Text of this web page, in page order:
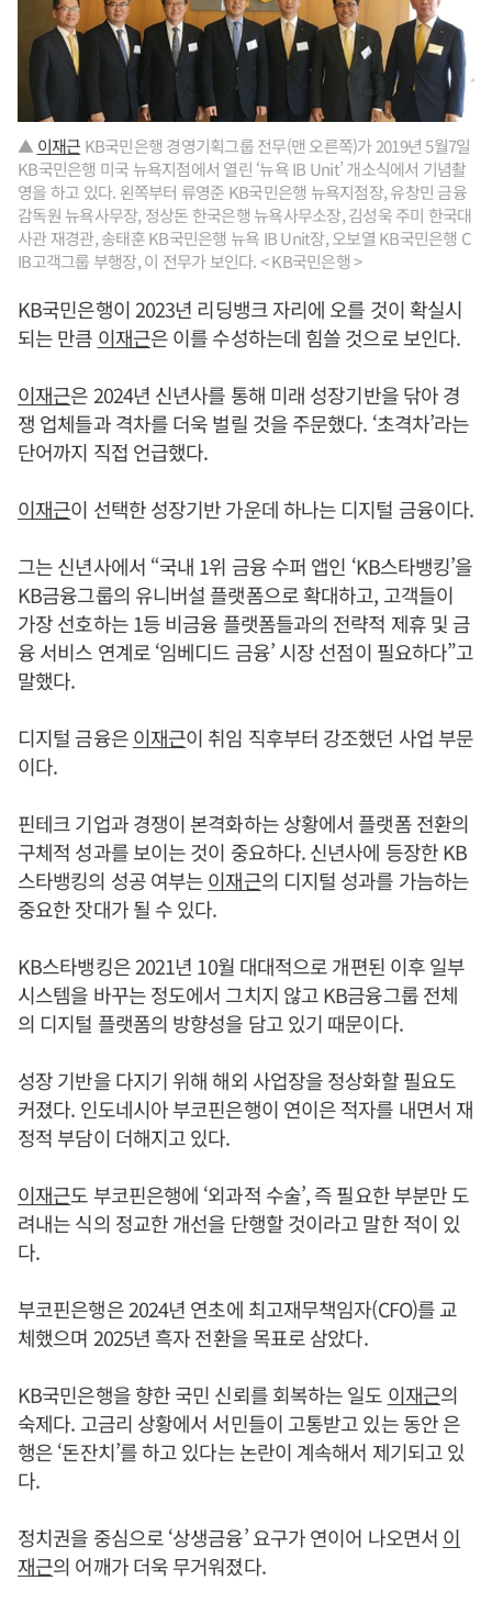
▲ 이재근 KB국민은행 경영기획그룹 전무(맨 오른쪽)가 2019년 5월7일
KB국민은행 미국 뉴욕지점에서 열린 ‘뉴욕 IB Unit’ 개소식에서 기념촬
영을 하고 있다. 왼쪽부터 류영준 KB국민은행 뉴욕지점장, 유창민 금융
감독원 뉴욕사무장, 정상돈 한국은행 뉴욕사무소장, 김성욱 주미 한국대
사관 재경관, 송태훈 KB국민은행 뉴욕 IB Unit장, 오보열 KB국민은행 C
IB고객그룹 부행장, 이 전무가 보인다. < KB국민은행 >
KB국민은행이 2023년 리딩뱅크 자리에 오를 것이 확실시
되는 만큼 이재근은 이를 수성하는데 힘쓸 것으로 보인다.
이재근은 2024년 신년사를 통해 미래 성장기반을 닦아 경
쟁 업체들과 격차를 더욱 벌릴 것을 주문했다. ‘초격차’라는
단어까지 직접 언급했다.
이재근이 선택한 성장기반 가운데 하나는 디지털 금융이다.
그는 신년사에서 “국내 1위 금융 수퍼 앱인 ‘KB스타뱅킹’을
KB금융그룹의 유니버설 플랫폼으로 확대하고, 고객들이
가장 선호하는 1등 비금융 플랫폼들과의 전략적 제휴 및 금
융 서비스 연계로 ‘임베디드 금융’ 시장 선점이 필요하다”고
말했다.
디지털 금융은이재근이 취임 직후부터 강조했던 사업 부문
이다.
핀테크 기업과 경쟁이 본격화하는 상황에서 플랫폼 전환의
구체적 성과를 보이는 것이 중요하다. 신년사에 등장한 KB
스타뱅킹의 성공 여부는이재근의 디지털 성과를 가늠하는
중요한 잣대가 될 수 있다.
KB스타뱅킹은 2021년 10월 대대적으로 개편된 이후 일부
시스템을 바꾸는 정도에서 그치지 않고 KB금융그룹 전체
의 디지털 플랫폼의 방향성을 담고 있기 때문이다.
성장 기반을 다지기 위해 해외 사업장을 정상화할 필요도
커졌다. 인도네시아 부코핀은행이 연이은 적자를 내면서 재
정적 부담이 더해지고 있다.
이재근도 부코핀은행에 ‘외과적 수술’, 즉 필요한 부분만 도
려내는 식의 정교한 개선을 단행할 것이라고 말한 적이 있
다.
부코핀은행은 2024년 연초에 최고재무책임자(CFO)를 교
체했으며 2025년 흑자 전환을 목표로 삼았다.
KB국민은행을 향한 국민 신뢰를 회복하는 일도 이재근의
숙제다. 고금리 상황에서 서민들이 고통받고 있는 동안 은
행은 ‘돈잔치’를 하고 있다는 논란이 계속해서 제기되고 있
다.
정치권을 중심으로 ‘상생금융’ 요구가 연이어 나오면서 이
재근의 어깨가 더욱 무거워졌다.